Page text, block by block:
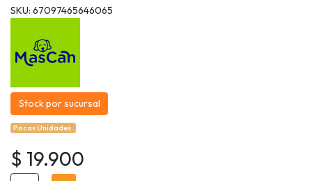
SKU: 67097465646065
Stock por sucursal
Pocas Unidades.
$ 19.900